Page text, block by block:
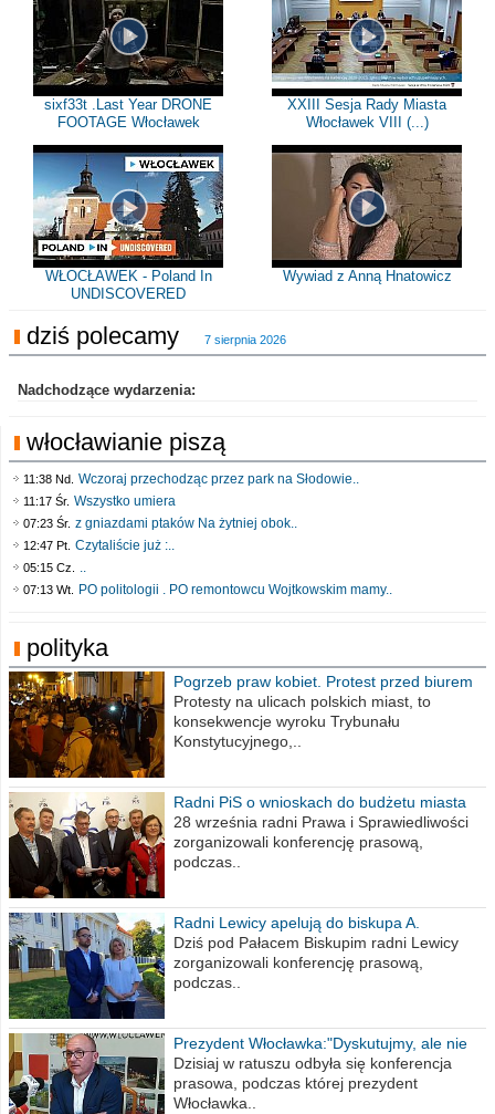
sixf33t .Last Year DRONE
FOOTAGE Włocławek
XXIII Sesja Rady Miasta
Włocławek VIII (...)
WŁOCŁAWEK - Poland In
UNDISCOVERED
Wywiad z Anną Hnatowicz
dziś polecamy 7 sierpnia 2026
Nadchodzące wydarzenia:
włocławianie piszą
11:38 Nd. Wczoraj przechodząc przez park na Słodowie..
11:17 Śr. Wszystko umiera
07:23 Śr. z gniazdami ptaków Na żytniej obok..
12:47 Pt. Czytaliście już :..
05:15 Cz. ..
07:13 Wt. PO politologii . PO remontowcu Wojtkowskim mamy..
polityka
Pogrzeb praw kobiet. Protest przed biurem
poselskim PiS
Protesty na ulicach polskich miast, to
konsekwencje wyroku Trybunału
Konstytucyjnego,..
Radni PiS o wnioskach do budżetu miasta
na 2021 rok
28 września radni Prawa i Sprawiedliwości
zorganizowali konferencję prasową,
podczas..
Radni Lewicy apelują do biskupa A.
Wiesława Meringa
Dziś pod Pałacem Biskupim radni Lewicy
zorganizowali konferencję prasową,
podczas..
Prezydent Włocławka:"Dyskutujmy, ale nie
obrażajmy się”
Dzisiaj w ratuszu odbyła się konferencja
prasowa, podczas której prezydent
Włocławka..